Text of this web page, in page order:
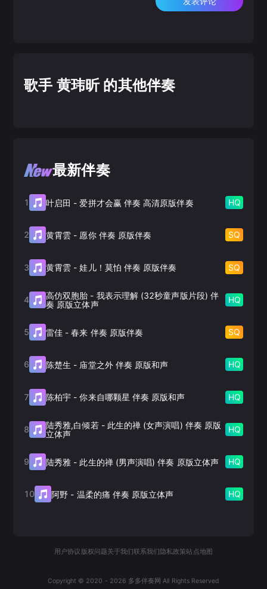
歌手 黄玮昕 的其他伴奏
最新伴奏
1 叶启田 -爱拼才会赢 伴奏 高清原版伴奏 HQ
2 黄霄雲 - 愿你 伴奏 原版伴奏 SQ
3 黄霄雲 -娃儿！莫怕 伴奏 原版伴奏 SQ
4 高仿双胞胎 - 我表示理解 (32秒童声版片段) 伴
奏 原版立体声
HQ
5 雷佳 -春来 伴奏 原版伴奏 SQ
6 陈楚生 - 庙堂之外 伴奏 原版和声 HQ
7 陈柏宇 -你来自哪颗星 伴奏 原版和声 HQ
8 陆秀雅,白倾若- 此生的禅 (女声演唱) 伴奏 原版
立体声
HQ
9 陆秀雅 - 此生的禅 (男声演唱) 伴奏 原版立体声 HQ
10 阿野 - 温柔的痛 伴奏 原版立体声 HQ
用户协议 版权问题关于我们联系我们 隐私政策站点地图
Copyright © 2020 - 2026 多多伴奏网 All Rights Reserved